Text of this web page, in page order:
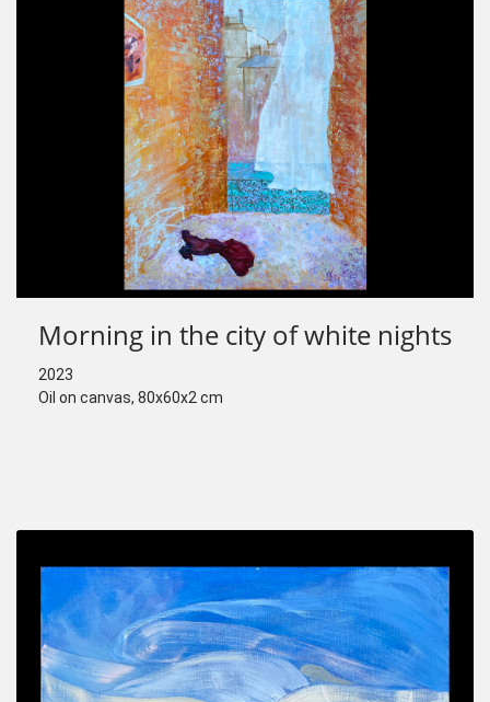
Morning in the city of white nights
2023
Oil on canvas, 80x60x2 cm